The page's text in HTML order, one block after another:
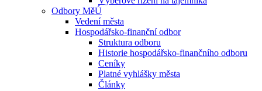
Odbory MěÚ
Vedení města
Hospodářsko-finanční odbor
Struktura odboru
Historie hospodářsko-finančního odboru
Ceníky
Platné vyhlášky města
Články